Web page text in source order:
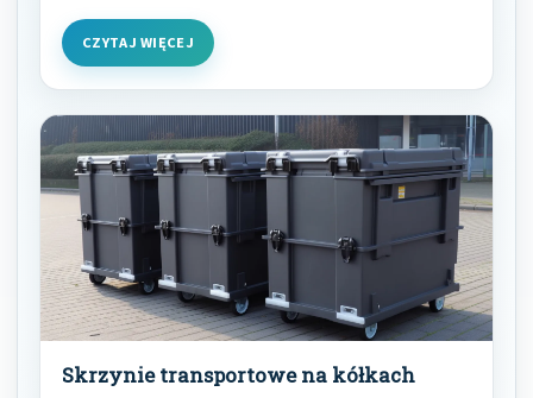
CZYTAJ WIĘCEJ
Skrzynie transportowe na kółkach